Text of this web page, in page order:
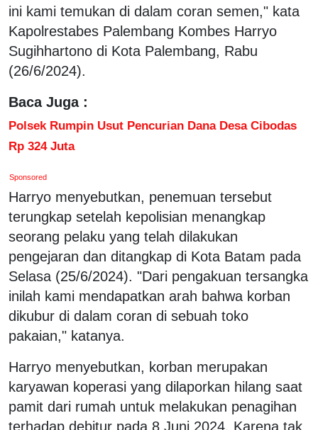
ini kami temukan di dalam coran semen," kata
Kapolrestabes Palembang Kombes Harryo
Sugihhartono di Kota Palembang, Rabu
(26/6/2024).
Baca Juga :
Polsek Rumpin Usut Pencurian Dana Desa Cibodas
Rp 324 Juta
Sponsored
Harryo menyebutkan, penemuan tersebut
terungkap setelah kepolisian menangkap
seorang pelaku yang telah dilakukan
pengejaran dan ditangkap di Kota Batam pada
Selasa (25/6/2024). "Dari pengakuan tersangka
inilah kami mendapatkan arah bahwa korban
dikubur di dalam coran di sebuah toko
pakaian," katanya.
Harryo menyebutkan, korban merupakan
karyawan koperasi yang dilaporkan hilang saat
pamit dari rumah untuk melakukan penagihan
terhadap debitur pada 8 Juni 2024. Karena tak